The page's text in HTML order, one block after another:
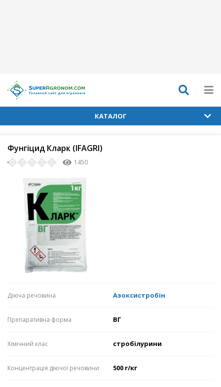
КАТАЛОГ
Фунгіцид Кларк (IFAGRI)
1450
Діюча речовина Азоксистробін
Препаративна форма ВГ
Хімічний клас стробілурини
Концентрація діючої речовини 500 г/кг